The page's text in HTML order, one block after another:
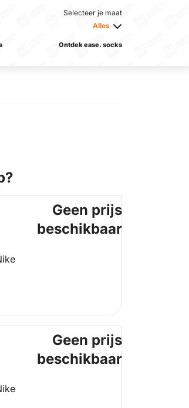
Selecteer je maat
Alles
Ontdek ease. socks
Geen prijs
beschikbaar
Geen prijs
beschikbaar